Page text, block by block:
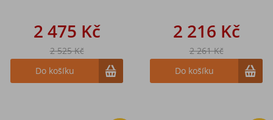
2 475 Kč
2 525 Kč
Do košíku
2 216 Kč
2 261 Kč
Do košíku